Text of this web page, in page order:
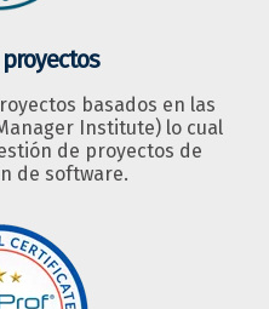
basados en las
Institute) lo cual
de proyectos de
de software.